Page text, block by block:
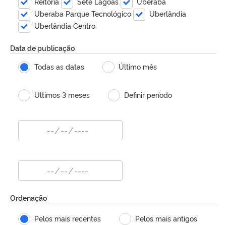
Uberaba Parque Tecnológico
Uberlândia
Uberlândia Centro
Data de publicação
Todas as datas
Último mês
Ultimos 3 meses Definir período
Ordenação
Pelos mais recentes Pelos mais antigos